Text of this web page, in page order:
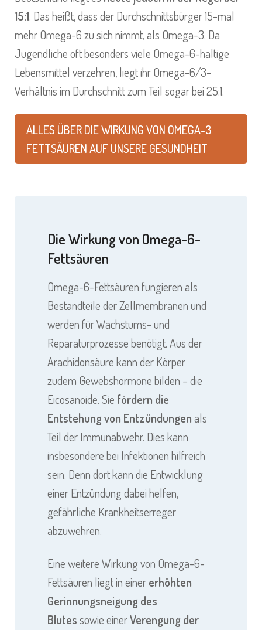
15:1. Das heißt, dass der Durchschnittsbürger 15-mal
mehr Omega-6 zu sich nimmt, als Omega-3. Da
Jugendliche oft besonders viele Omega-6-haltige
Lebensmittel verzehren, liegt ihr Omega-6/3-
Verhältnis im Durchschnitt zum Teil sogar bei 25:1.
ALLES ÜBER DIE WIRKUNG VON OMEGA-3
FETTSÄUREN AUF UNSERE GESUNDHEIT
Die Wirkung von Omega-6-
Fettsäuren
Omega-6-Fettsäuren fungieren als
Bestandteile der Zellmembranen und
werden für Wachstums- und
Reparaturprozesse benötigt. Aus der
Arachidonsäure kann der Körper
zudem Gewebshormone bilden – die
Eicosanoide. Sie fördern die
Entstehung von Entzündungenals
Teil der Immunabwehr. Dies kann
insbesondere bei Infektionen hilfreich
sein. Denn dort kann die Entwicklung
einer Entzündung dabei helfen,
gefährliche Krankheitserreger
abzuwehren.
Eine weitere Wirkung von Omega-6-
Fettsäuren liegt in einererhöhten
Gerinnungsneigung des
Blutessowie einerVerengung der